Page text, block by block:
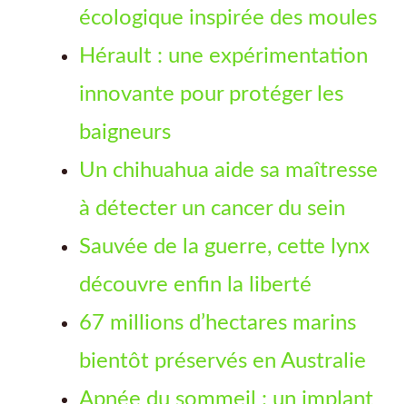
écologique inspirée des moules
Hérault : une expérimentation
innovante pour protéger les
baigneurs
Un chihuahua aide sa maîtresse
à détecter un cancer du sein
Sauvée de la guerre, cette lynx
découvre enfin la liberté
67 millions d’hectares marins
bientôt préservés en Australie
Apnée du sommeil : un implant